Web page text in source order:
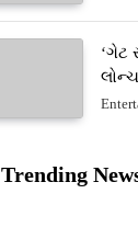
‘ગેટ
આ
Trending